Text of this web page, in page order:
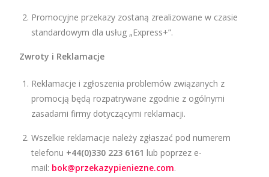
Promocyjne przekazy zostaną zrealizowane w czasie
standardowym dla usług „Express+”.
Zwroty i Reklamacje
Reklamacje i zgłoszenia problemów związanych z
promocją będą rozpatrywane zgodnie z ogólnymi
zasadami firmy dotyczącymi reklamacji.
Wszelkie reklamacje należy zgłaszać pod numerem
telefonu +44(0)330 223 6161 lub poprzez e-
mail: bok@przekazypieniezne.com.